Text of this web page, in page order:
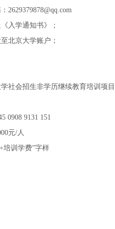
2629379878@qq.com
入学通知书》；
北京大学账户；
社会招生非学历继续教育培训项目
9131 151
元/人
训学费”字样